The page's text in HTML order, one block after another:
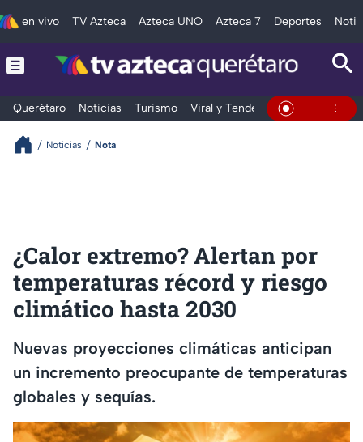
en vivo TV Azteca Azteca UNO Azteca 7 Deportes
Querétaro Noticias Turismo Viral y Tendencia Clima En Vivo
Noticias Nota
¿Calor extremo? Alertan por
temperaturas récord y riesgo
climático hasta 2030
Nuevas proyecciones climáticas anticipan
un incremento preocupante de temperaturas
globales y sequías.